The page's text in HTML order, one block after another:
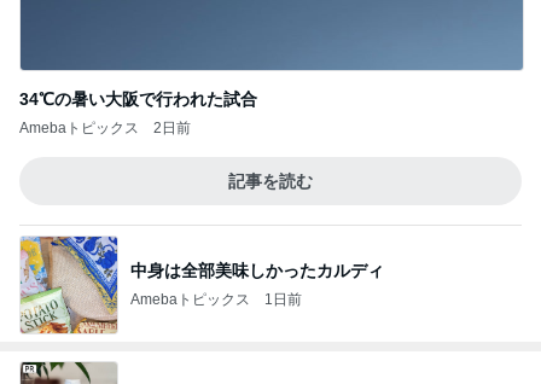
34℃の暑い大阪で行われた試合
Amebaトピックス 2日前
記事を読む
中身は全部美味しかったカルディ
Amebaトピックス 1日前